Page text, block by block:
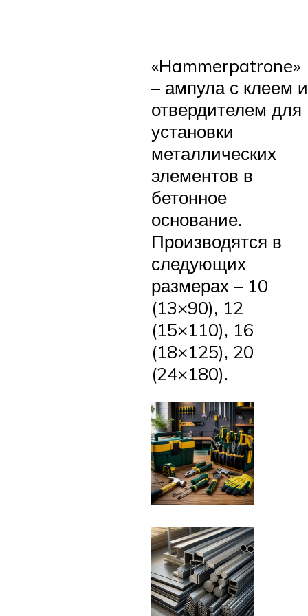
«Hammerpatrone»
– ампула с клеем и
отвердителем для
установки
металлических
элементов в
бетонное
основание.
Производятся в
следующих
размерах – 10
(13×90), 12
(15×110), 16
(18×125), 20
(24×180).